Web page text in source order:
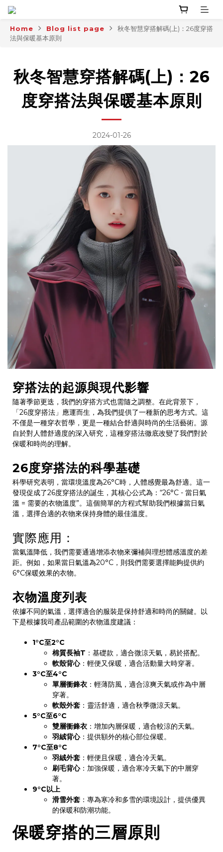
Home Blog list page
秋冬智慧穿搭解碼(上)：26度穿搭
法與保暖基本原則
秋冬智慧穿搭解碼(上)：26
度穿搭法與保暖基本原則
2024-01-26
穿搭法的起源與現代影響
隨著季節更迭，我們的穿搭方式也需隨之調整。在此背景下，
「26度穿搭法」應運而生，為我們提供了一種新的思考方式。這
不僅是一種穿衣哲學，更是一種結合舒適與時尚的生活藝術。源
自於對人體舒適度的深入研究，這種穿搭法徹底改變了我們對於
保暖和時尚的理解。
26度穿搭法的科學基礎
科學研究表明，當環境溫度為26°C時，人體感覺最為舒適。這一
發現促成了26度穿搭法的誕生，其核心公式為：“26°C - 當日氣
溫 = 需要的衣物溫度”。這個簡單的方程式幫助我們根據當日氣
溫，選擇合適的衣物來保持身體的最佳溫度。
實際應用：
當氣溫降低，我們需要通過增添衣物來彌補與理想體感溫度的差
距。例如，如果當日氣溫為20°C，則我們需要選擇能夠提供約
6°C保暖效果的衣物。
衣物溫度列表
依據不同的氣溫，選擇適合的服裝是保持舒適和時尚的關鍵。以
下是根據我司產品範圍的衣物溫度建議：
1°C至2°C
棉質長袖T ：基礎款，適合微涼天氣，易於搭配。
軟殼背心：輕便又保暖，適合活動量大時穿著。
3°C至4°C
單層衝鋒衣 ：輕薄防風，適合涼爽天氣或作為中層
穿著。
軟殼外套 ：靈活舒適，適合秋季微涼天氣。
5°C至6°C
雙層衝鋒衣 ：增加內層保暖，適合較涼的天氣。
羽絨背心：提供額外的核心部位保暖。
7°C至8°C
羽絨外套 ：輕便且保暖，適合冷天氣。
刷毛背心：加強保暖，適合寒冷天氣下的中層穿
著。
9°C以上
滑雪外套 ：專為寒冷和多雪的環境設計，提供優異
的保暖和防潮功能。
保暖穿搭的三層原則